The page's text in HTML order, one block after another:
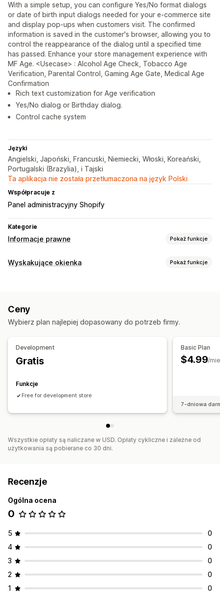
With a simple setup, you can configure Yes/No format dialogs
or date of birth input dialogs needed for your e-commerce site
and display pop-ups when customers visit. The confirmed
information is saved in the customer's browser, allowing you to
control the reappearance of the dialog until a specified time
has passed. Enhance your store management experience with
MF Age. <Usecase> : Alcohol Age Check, Tobacco Age
Verification, Parental Control, Gaming Age Gate, Medical Age
Confirmation
Rich text customization for Age verification
Yes/No dialog or Birthday dialog.
Control cache system
Języki
Angielski, Japoński, Francuski, Niemiecki, Włoski, Koreański,
Portugalski (Brazylia), i Tajski
Ta aplikacja nie została przetłumaczona na język Polski
Współpracuje z
Panel administracyjny Shopify
Kategorie
Informacje prawne Pokaż funkcje
Zgodność
Wyskakujące okienka
Ograniczenia na stronie
Targetowanie produktu
Wyskakujące okienka Pokaż funkcje
Zarządzanie wyskakującymi okienkami
Ceny
Wybierz plan najlepiej dopasowany do potrzeb firmy.
Development
Gratis
Funkcje
Free for development store
Basic Plan
$4.99/
7-dniowa
Wszystkie opłaty są naliczane w USD. Opłaty cykliczne i zależne od
użytkowania są pobierane co 30 dni.
Recenzje
Ogólna ocena
0
5
0
4
0
3
0
2
0
1
0